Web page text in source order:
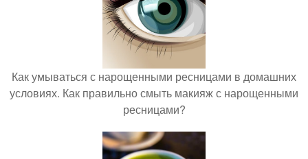
Как умываться с нарощенными ресницами в домашних
условиях. Как правильно смыть макияж с нарощенными
ресницами?